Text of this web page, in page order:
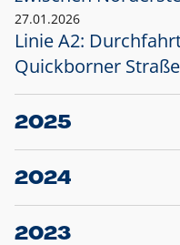
27.01.2026
Linie A2:
Quickborner
2025
23.12.2025
Projekt S5: Start
2024
10.12.2024
Großprojekt S5:
2023